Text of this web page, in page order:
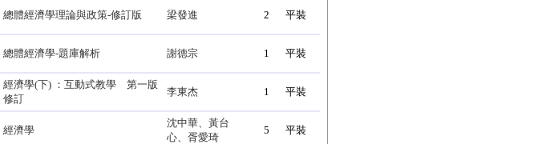
總體經濟學理論與政策-修訂版 梁發進 2 平裝
總體經濟學-題庫解析 謝德宗 1 平裝
經濟學(下) ：互動式教學 第一版
修訂
李東杰 1 平裝
經濟學
沈中華、黃台
心、胥愛琦
5 平裝